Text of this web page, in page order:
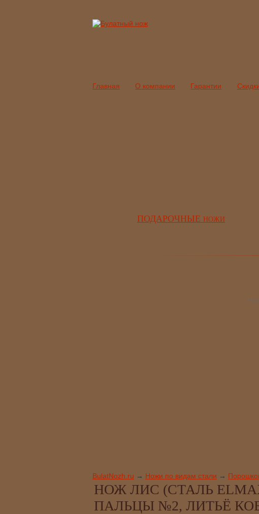
Главная О компании Гарантии
ПОДАРОЧНЫЕ НОЖИ
BulatNozh.ru → Ножи по видам стали →
НОЖ ЛИС (СТАЛЬ
ПАЛЬЦЫ №2, ЛИТЬЁ